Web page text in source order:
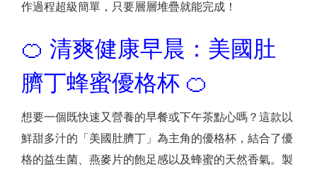
作過程超級簡單，只要層層堆疊就能完成！
🍊 清爽健康早晨：美國肚
臍丁蜂蜜優格杯 🍊
想要一個既快速又營養的早餐或下午茶點心嗎？這款以
鮮甜多汁的「美國肚臍丁」為主角的優格杯，結合了優
格的益生菌、燕麥片的飽足感以及蜂蜜的天然香氣。製